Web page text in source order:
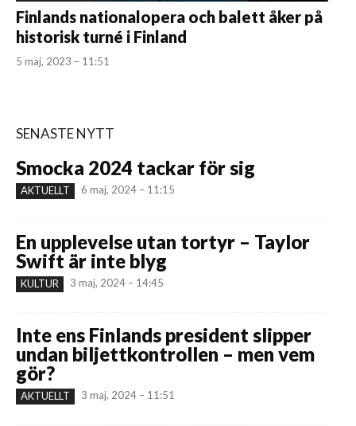
Finlands nationalopera och balett åker på
historisk turné i Finland
5 maj, 2023 – 11:51
SENASTE NYTT
Smocka 2024 tackar för sig
AKTUELLT 6 maj, 2024 – 11:15
En upplevelse utan tortyr – Taylor
Swift är inte blyg
KULTUR 3 maj, 2024 – 14:45
Inte ens Finlands president slipper
undan biljettkontrollen – men vem
gör?
AKTUELLT 3 maj, 2024 – 11:51